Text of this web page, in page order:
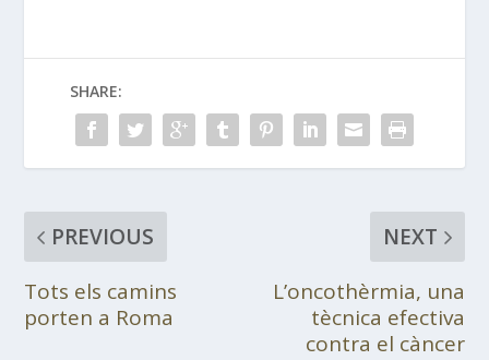
SHARE:
PREVIOUS
Tots els camins
porten a Roma
NEXT
L’oncothèrmia, una
tècnica efectiva
contra el càncer